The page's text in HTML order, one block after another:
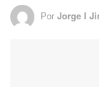
Por Jorge I